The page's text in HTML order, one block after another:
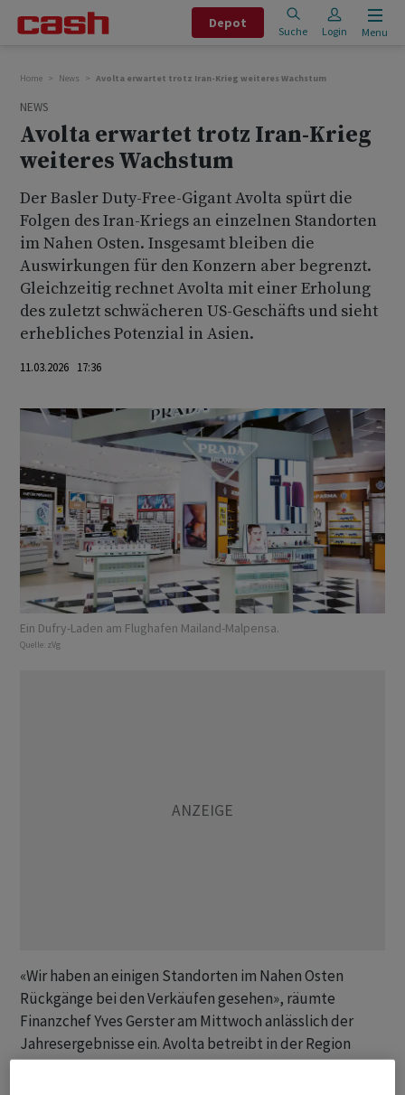
Depot
Suche Login Menu
Home News Avolta erwartet trotz Iran-Krieg weiteres Wachstum
NEWS
Avolta erwartet trotz Iran-Krieg
weiteres Wachstum
Der Basler Duty-Free-Gigant Avolta spürt die
Folgen des Iran-Kriegs an einzelnen Standorten
im Nahen Osten. Insgesamt bleiben die
Auswirkungen für den Konzern aber begrenzt.
Gleichzeitig rechnet Avolta mit einer Erholung
des zuletzt schwächeren US-Geschäfts und sieht
erhebliches Potenzial in Asien.
11.03.2026 17:36
Ein Dufry-Laden am Flughafen Mailand-Malpensa.
Quelle: zVg
«Wir haben an einigen Standorten im Nahen Osten
Rückgänge bei den Verkäufen gesehen», räumte
Finanzchef Yves Gerster am Mittwoch anlässlich der
Jahresergebnisse ein. Avolta betreibt in der Region
Shops und Gastronomiebetriebe für Reisende an